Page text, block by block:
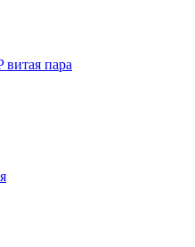
пара